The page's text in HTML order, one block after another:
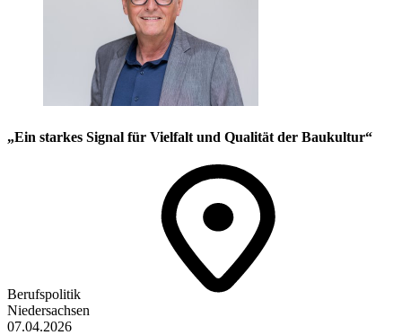
„Ein starkes Signal für Vielfalt und Qualität der Baukultur“
Berufspolitik
Niedersachsen
07.04.2026